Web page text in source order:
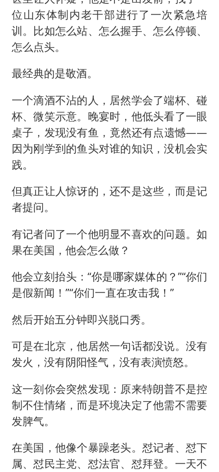
位山东体制内老干部进行了一次紧急培
训。比如怎么站、怎么握手、怎么停顿、
怎么点头。
最经典的是敬酒。
一个滴酒不沾的人，居然学会了端杯、碰
杯、微笑示意。晚宴时，他低头看了一眼
桌子，发现没有鱼，竟然还有点遗憾——
因为刚学到的鱼头对谁的知识，没机会实
践。
但真正让人惊讶的，还不是这些，而是记
者提问。
有记者问了一个他明显不喜欢的问题。如
果在美国，他会怎么做？
他会立刻抬头：“你是哪家媒体的？”“你们
是假新闻！”“你们一直在攻击我！”
然后开始五分钟即兴脱口秀。
可是在北京，他居然一句话都没说。没有
发火，没有阴阳怪气，没有表演愤怒。
这一刻你会突然发现：原来特朗普不是控
制不住情绪，而是环境决定了他需不需要
发脾气。
在美国，他像个暴躁老头。怼记者、怼下
属、怼民主党、怼法官、怼拜登。一天不